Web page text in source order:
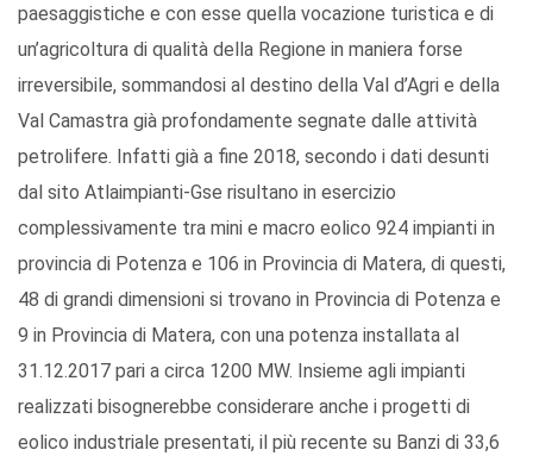
paesaggistiche e con esse quella vocazione turistica e di
un’agricoltura di qualità della Regione in maniera forse
irreversibile, sommandosi al destino della Val d’Agri e della
Val Camastra già profondamente segnate dalle attività
petrolifere. Infatti già a fine 2018, secondo i dati desunti
dal sito Atlaimpianti-Gse risultano in esercizio
complessivamente tra mini e macro eolico 924 impianti in
provincia di Potenza e 106 in Provincia di Matera, di questi,
48 di grandi dimensioni si trovano in Provincia di Potenza e
9 in Provincia di Matera, con una potenza installata al
31.12.2017 pari a circa 1200 MW. Insieme agli impianti
realizzati bisognerebbe considerare anche i progetti di
eolico industriale presentati, il più recente su Banzi di 33,6